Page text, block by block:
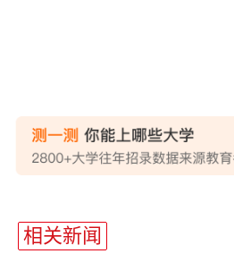
相关新闻